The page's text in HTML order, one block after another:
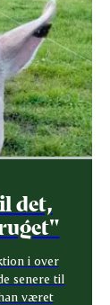
det,
i over
senere til
været